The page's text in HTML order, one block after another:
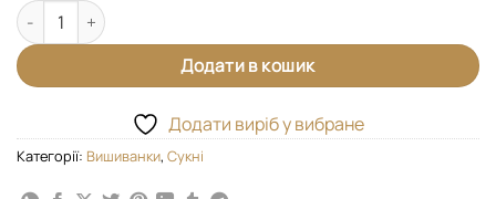
Cукня "Королівська" А1 кількість
Додати в кошик
Додати виріб у вибране
Категорії: Вишиванки, Сукні